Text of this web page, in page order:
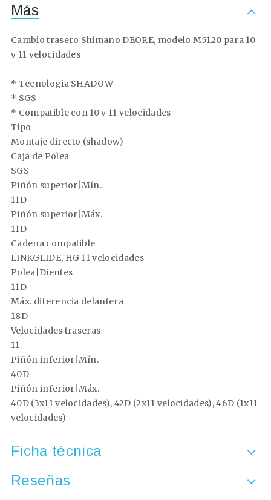
Más
Cambio trasero Shimano DEORE, modelo M5120 para 10
y 11 velocidades
* Tecnologia SHADOW
* SGS
* Compatible con 10 y 11 velocidades
Tipo
Montaje directo (shadow)
Caja de Polea
SGS
Piñón superior|Mín.
11D
Piñón superior|Máx.
11D
Cadena compatible
LINKGLIDE, HG 11 velocidades
Polea|Dientes
11D
Máx. diferencia delantera
18D
Velocidades traseras
11
Piñón inferior|Mín.
40D
Piñón inferior|Máx.
40D (3x11 velocidades), 42D (2x11 velocidades), 46D (1x11
velocidades)
Ficha técnica
Reseñas